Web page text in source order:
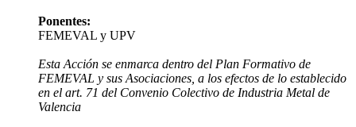
Ponentes:
FEMEVAL y UPV
Esta Acción se enmarca dentro del Plan Formativo de
FEMEVAL y sus Asociaciones, a los efectos de lo establecido
en el art. 71 del Convenio Colectivo de Industria Metal de
Valencia